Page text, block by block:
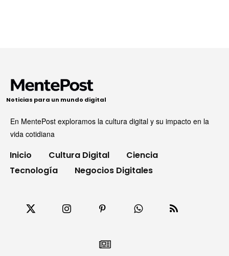
Noticias para un mundo digital
En MentePost exploramos la cultura digital y su impacto en la
vida cotidiana
Inicio Cultura Digital
Ciencia
Tecnología
Negocios Digitales